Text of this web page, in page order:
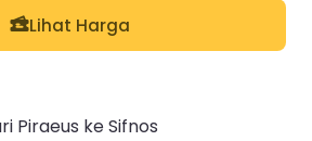
Lihat Harga
Piraeus ke Sifnos